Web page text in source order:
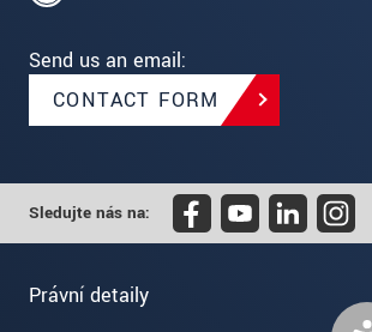
Send us an email:
CONTACT FORM
Sledujte nás na:
Právní detaily